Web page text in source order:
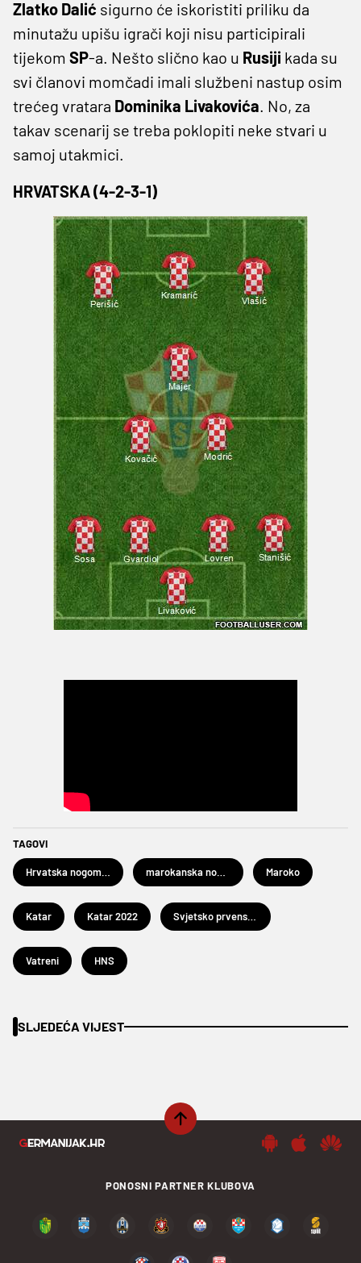
Zlatko Dalić sigurno će iskoristiti priliku da
minutažu upišu igrači koji nisu participirali
tijekom SP-a. Nešto slično kao u Rusiji kada su
svi članovi momčadi imali službeni nastup osim
trećeg vratara Dominika Livakovića. No, za
takav scenarij se treba poklopiti neke stvari u
samoj utakmici.
HRVATSKA (4-2-3-1)
TAGOVI
Maroko
Katar Katar 2022
Vatreni HNS
SLJEDEĆA VIJEST
PONOSNI PARTNER KLUBOVA